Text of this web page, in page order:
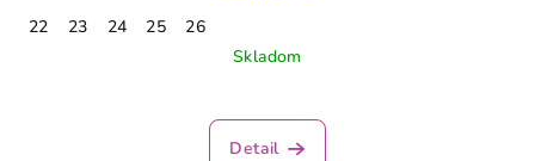
22 23 24 25
26
Skladom
hodnotenie
produktu
Detail